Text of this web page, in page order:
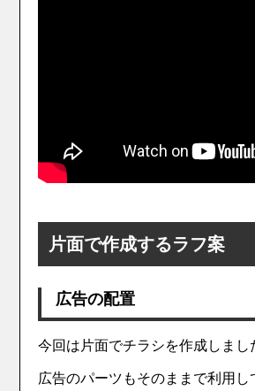
片面で作成するラフ案
広告の配置
今回は片面でチラシを作成しまし
広告のパーツもそのままで利用し